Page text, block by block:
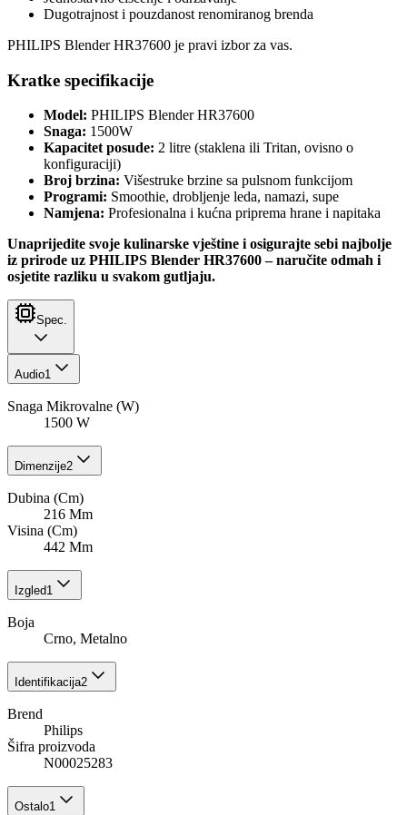
Dugotrajnost i pouzdanost renomiranog brenda
PHILIPS Blender HR37600 je pravi izbor za vas.
Kratke specifikacije
Model: PHILIPS Blender HR37600
Snaga: 1500W
Kapacitet posude: 2 litre (staklena ili Tritan, ovisno o
konfiguraciji)
Broj brzina: Višestruke brzine sa pulsnom funkcijom
Programi: Smoothie, drobljenje leda, namazi, supe
Namjena: Profesionalna i kućna priprema hrane i napitaka
Unaprijedite svoje kulinarske vještine i osigurajte sebi najbolje
iz prirode uz PHILIPS Blender HR37600 – naručite odmah i
osjetite razliku u svakom gutljaju.
Spec.
Audio1
Snaga Mikrovalne (W)
1500 W
Dimenzije2
Dubina (Cm)
216 Mm
Visina (Cm)
442 Mm
Izgled1
Boja
Crno, Metalno
Identifikacija2
Brend
Philips
Šifra proizvoda
N00025283
Ostalo1